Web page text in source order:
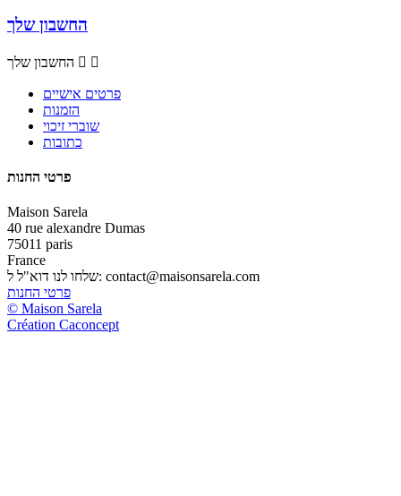
החשבון שלך
החשבון שלך  
פרטים אישיים
הזמנות
שוברי זיכוי
כתובות
פרטי החנות
Maison Sarela
40 rue alexandre Dumas
75011 paris
France
שלחו לנו דוא"ל ל: contact@maisonsarela.com
פרטי החנות
© Maison Sarela
Création Caconcept